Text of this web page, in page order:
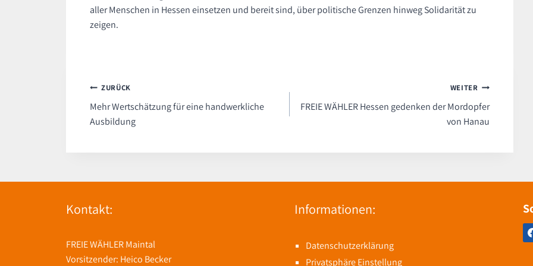
aller Menschen in Hessen einsetzen und bereit sind, über politische Grenzen hinweg Solidarität zu
zeigen.
Beitragsnavigation
ZURÜCK
Mehr Wertschätzung für eine handwerkliche
Ausbildung
WEITER
FREIE WÄHLER Hessen gedenken der Mordopfer
von Hanau
Kontakt:
FREIE WÄHLER Maintal
Vorsitzender: Heico Becker
Informationen:
Datenschutzerklärung
Privatsphäre Einstellung